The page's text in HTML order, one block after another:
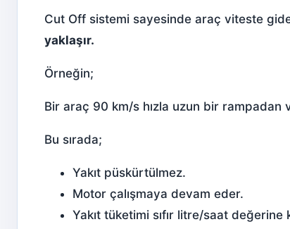
Cut Off sistemi sayesinde araç viteste
yaklaşır.
Örneğin;
Bir araç 90 km/s hızla uzun bir
Bu sırada;
Yakıt püskürtülmez.
Motor çalışmaya devam eder.
Yakıt tüketimi sıfır litre/saat